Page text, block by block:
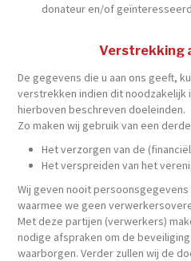
donateur en/of
Verstrekking
De gegevens die u aan ons geeft,
verstrekken indien dit noodzakelijk
hierboven beschreven doeleinden.
Zo maken wij gebruik van een
Het verzorgen van de
Het verspreiden van het
Wij geven nooit
waarmee we geen
Met deze partijen (verwerkers)
nodige afspraken om de
waarborgen. Verder zullen wij de